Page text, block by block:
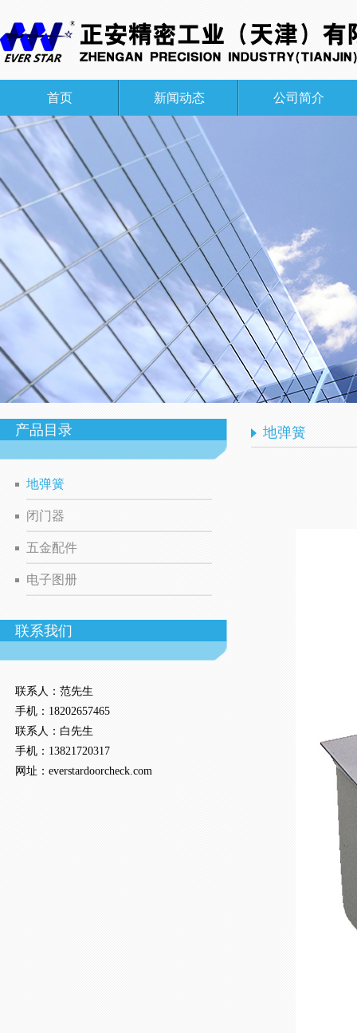
首页 新闻动态 公司简介
产品目录
地弹簧
闭门器
五金配件
电子图册
联系我们
联系人：范先生
手机： 18202657465
联系人：白先生
手机： 13821720317
网址： everstardoorcheck.com
地弹簧